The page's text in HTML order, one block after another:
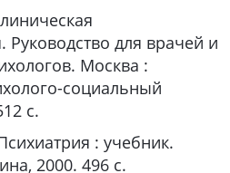
Руководство для врачей и
Москва :
социальный
с.
: учебник.
2000. 496 с.